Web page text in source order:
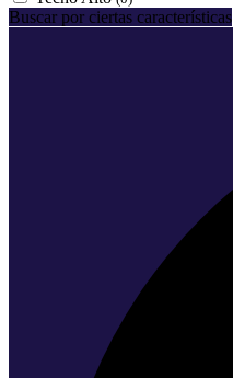
Buscar por ciertas características